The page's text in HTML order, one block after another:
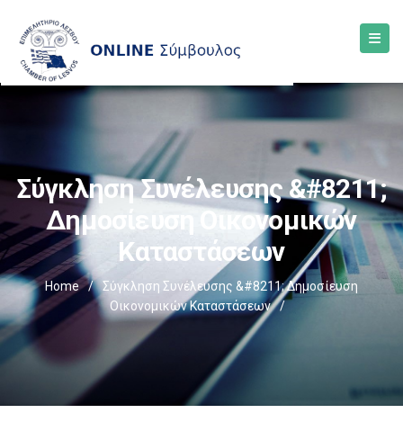
Σύγκληση Συνέλευσης &#8211;
Δημοσίευση Οικονομικών
Καταστάσεων
Home /
Σύγκληση Συνέλευσης &#8211; Δημοσίευση
Οικονομικών Καταστάσεων
/